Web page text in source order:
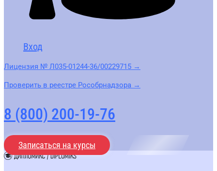
Вход
Лицензия № Л035-01244-36/00229715 →
Проверить в реестре Рособрнадзора →
8 (800) 200-19-76
Записаться на курсы